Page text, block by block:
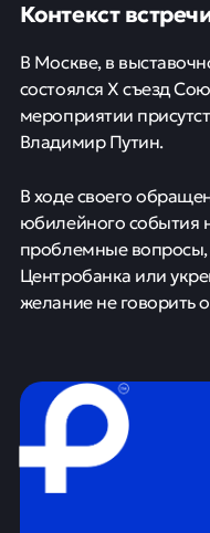
Контекст
В Москве, в
состоялся Х съезд
мероприятии
Владимир Путин.
В ходе своего
юбилейного события
проблемные вопросы,
Центробанка или
желание не говорить